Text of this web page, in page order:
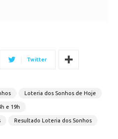
Twitter
Loteria dos Sonhos de Hoje
e 19h
Resultado Loteria dos Sonhos